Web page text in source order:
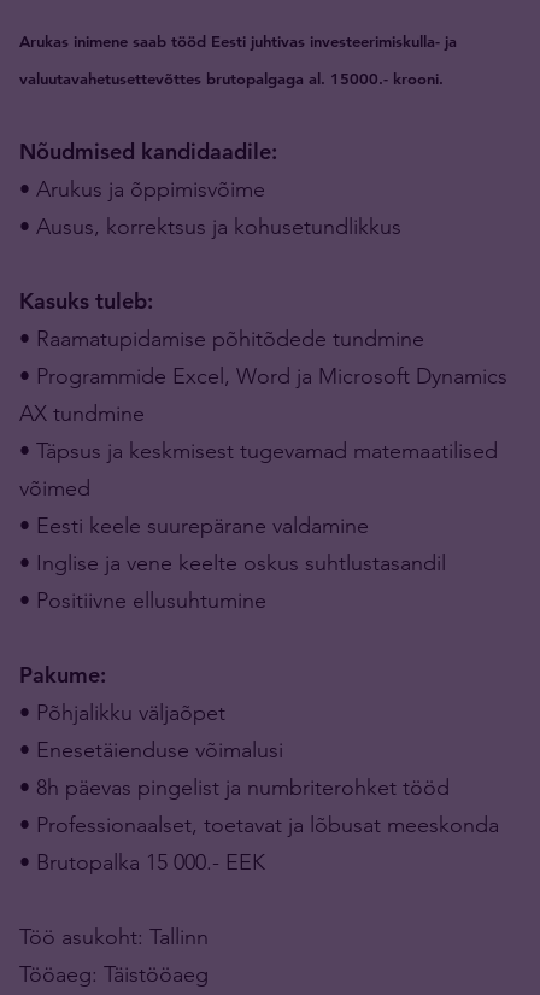
Arukas inimene saab tööd Eesti juhtivas investeerimiskulla- ja
valuutavahetusettevõttes brutopalgaga al. 15000.- krooni.
Nõudmised kandidaadile:
• Arukus ja õppimisvõime
• Ausus, korrektsus ja kohusetundlikkus
Kasuks tuleb:
• Raamatupidamise põhitõdede tundmine
• Programmide Excel, Word ja Microsoft Dynamics
AX tundmine
• Täpsus ja keskmisest tugevamad matemaatilised
võimed
• Eesti keele suurepärane valdamine
• Inglise ja vene keelte oskus suhtlustasandil
• Positiivne ellusuhtumine
Pakume:
• Põhjalikku väljaõpet
• Enesetäienduse võimalusi
• 8h päevas pingelist ja numbriterohket tööd
• Professionaalset, toetavat ja lõbusat meeskonda
• Brutopalka 15 000.- EEK
Töö asukoht: Tallinn
Tööaeg: Täistööaeg